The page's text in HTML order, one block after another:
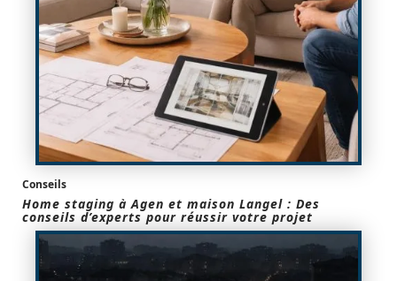
Conseils
Home staging à Agen et maison Langel : Des
conseils d’experts pour réussir votre projet